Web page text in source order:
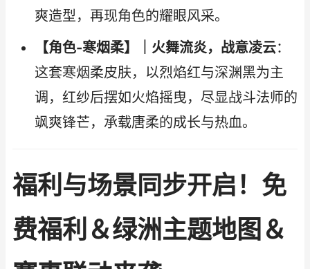
爽造型，再现角色的耀眼风采。
【角色-寒烟柔】｜火舞流炎，战意凌云：
这套寒烟柔皮肤，以烈焰红与深渊黑为主
调，红纱后摆如火焰摇曳，尽显战斗法师的
飒爽锋芒，承载唐柔的成长与热血。
福利与场景同步开启！免
费福利＆绿洲主题地图＆